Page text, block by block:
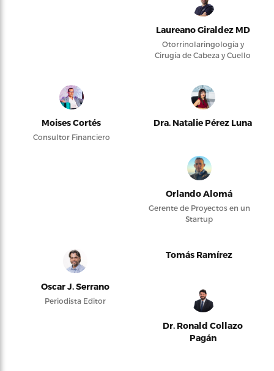
Laureano Giraldez MD
Otorrinolaringología y
Cirugía de Cabeza y Cuello
Moises Cortés
Consultor Financiero
Dra. Natalie Pérez Luna
Orlando Alomá
Gerente de Proyectos en un
Startup
Oscar J. Serrano
Periodista Editor
Tomás Ramírez
Dr. Ronald Collazo
Pagán